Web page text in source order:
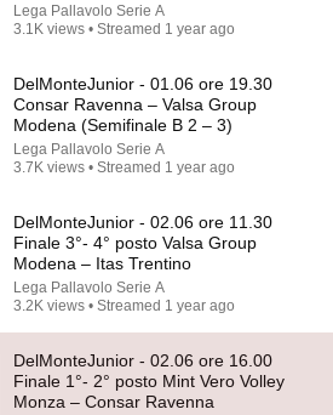
Building HUGE Wooden
29:23
Lega Pallavolo Serie A
3.1K views • Streamed 1 year ago
DelMonteJunior - 01.06 ore 19.30
Consar Ravenna – Valsa Group
Modena (Semifinale B 2 – 3)
Lega Pallavolo Serie A
3.7K views • Streamed 1 year ago
DelMonteJunior - 02.06 ore 11.30
Finale 3°- 4° posto Valsa Group
Modena – Itas Trentino
Lega Pallavolo Serie A
3.2K views • Streamed 1 year ago
DelMonteJunior - 02.06 ore 16.00
Finale 1°- 2° posto Mint Vero Volley
Monza – Consar Ravenna